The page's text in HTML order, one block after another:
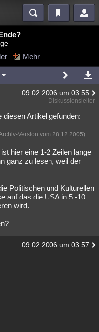
Videos
Mystery Kriminalfälle
Ufologie
Literatur
Gaming Filme
Allmystery
Mehr
09.02.2006 um 03:55
Diskussionsleiter
diesen Artikel gefunden:
Version vom 28.12.2005)
hier eine 1-2 Zeilen lange
ganz zu lesen, weil der
Politischen und Kulturellen
auf das die USA in 5 -10
wird.
09.02.2006 um 03:57